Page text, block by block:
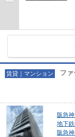
賃貸｜マンション フ
阪急
地下
阪急